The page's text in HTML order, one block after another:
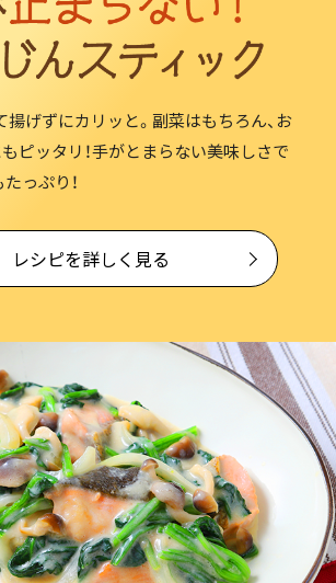
揚げずにカリッと。副菜はもちろん、お
ピッタリ！手がとまらない美味しさで
っぷり！
レシピを詳しく見る